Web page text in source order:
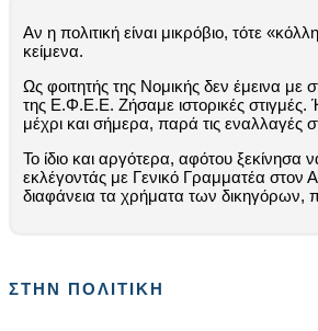
Αν η πολιτική είναι μικρόβιο, τότε
κείμενα.
Ως φοιτητής της Νομικής δεν έμεινα
της Ε.Φ.Ε.Ε. Ζήσαμε ιστορικές
μέχρι και σήμερα, παρά τις εναλλαγές
Το ίδιο και αργότερα, αφότου
εκλέγοντάς με Γενικό Γραμματέα στον
διαφάνεια τα χρήματα των δικηγόρων,
ΣΤΗΝ ΠΟΛΙΤΙΚΗ